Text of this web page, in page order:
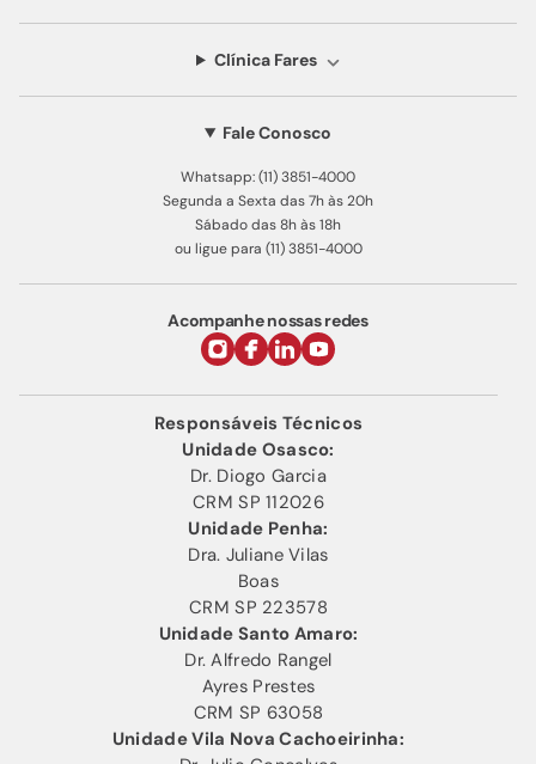
Clínica Fares
Fale Conosco
Whatsapp: (11) 3851-4000
Segunda a Sexta das 7h às 20h
Sábado das 8h às 18h
ou ligue para (11) 3851-4000
Acompanhe nossas redes
Responsáveis Técnicos
Unidade Osasco:
Dr. Diogo Garcia
CRM SP 112026
Unidade Penha:
Dra. Juliane Vilas
Boas
CRM SP 223578
Unidade Santo Amaro:
Dr. Alfredo Rangel
Ayres Prestes
CRM SP 63058
Unidade Vila Nova Cachoeirinha: